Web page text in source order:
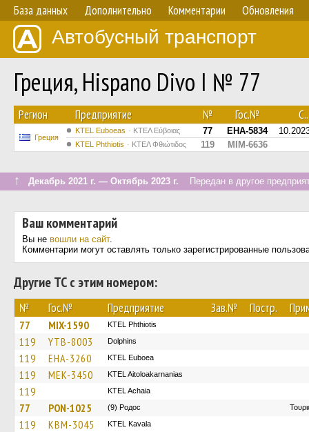
База данных Дополнительно Комментарии Обновления
Автобусный транспорт
Греция, Hispano Divo I № 77
Регион Предприятие № Гос.№
Греция
ΚΤΕL Euboeas ΚΤΕΛ Εύβοιας 77 EHA-5834
ΚΤΕL Phthiotis ΚΤΕΛ Φθιώτιδος 119 MIM-6636
↑ Декабрь 2021 г. — Октябрь 2023 г. Передан в другое
Ваш комментарий
Вы не вошли на сайт.
Комментарии могут оставлять только зарегистрированные
Другие ТС с этим номером:
№ Гос.№ Предприятие Зав.№ Постр.
77 MIX-1590 ΚΤΕL Phthiotis
119 YTB-8003 Dolphins
119 EHA-3260 ΚΤΕL Euboea
119 MEK-3450 KTEL Aitoloakarnanias
119 KTEL Achaia
77 PON-1025 (9) Родос
119 KBM-3045 KTEL Kavala